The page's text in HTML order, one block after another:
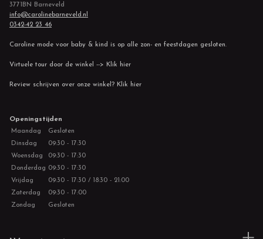
3771BN Barneveld
info@carolinebarneveld.nl
0342-42 23 46
Caroline mode voor baby & kind is op alle zon- en feestdagen gesloten.
Virtuele tour door de winkel --> Klik hier
Review schrijven over onze winkel? Klik hier
Openingstijden
Maandag
Gesloten
Dinsdag
09:30 - 17:30
Woensdag
09:30 - 17:30
Donderdag 09:30 - 17:30
Vrijdag
09:30 - 17:30 / 18:30 - 21:00
Zaterdag
09:30 - 17:00
Zondag
Gesloten